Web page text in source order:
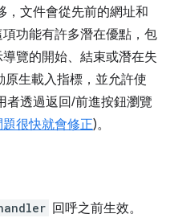
，文件會從先前的網址和
功能有許多潛在優點，包
覽的開始、結束或潛在失
生載入指標，並允許使
者透過返回/前進按鈕瀏覽
很快就會修正)。
回呼之前生效。